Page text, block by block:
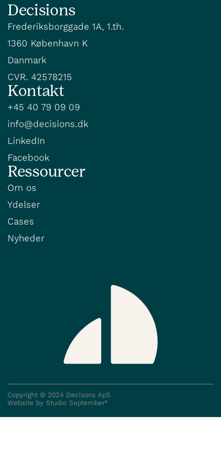
Decisions
Frederiksborggade 1A, 1.th.
1360 København K
Danmark
CVR. 42578215
Kontakt
+45 40 79 09 09
info@decisions.dk
LinkedIn
Facebook
Ressourcer
Om os
Ydelser
Cases
Nyheder
Copyright © 2024 Decisons ApS
Website by Studio September°